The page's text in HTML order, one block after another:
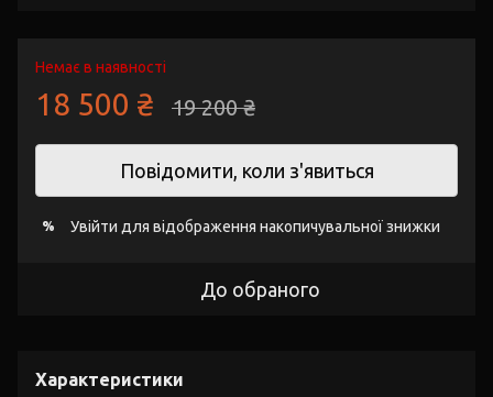
Немає в наявності
18 500 ₴ 19 200 ₴
Повідомити, коли з'явиться
% Увійти для відображення накопичувальної знижки
До обраного
Характеристики